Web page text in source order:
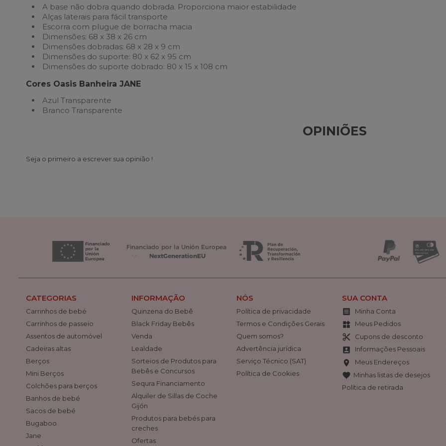
A base não dobra quando dobrada. Proporciona maior estabilidade
Alças laterais para fácil transporte
Escorra com plugue de borracha macia
Dimensões: 68 x 38 x 26 cm
Dimensões dobradas: 68 x 28 x 9 cm
Dimensões do suporte: 80 x 62 x 95 cm
Dimensões do suporte dobrado: 80 x 15 x 108 cm
Cores Oasis Banheira JANE
Azul Transparente
Branco Transparente
OPINIÕES
Seja o primeiro a escrever sua opinião !
CATEGORIAS
Carrinhos de bebé
Carrinhos de passeio
Assentos de automóvel
Cadeiras altas
Berços
Mini Berços
Colchões para berços
Banhos de bebé
Sacos de bebé
Bugaboo
Jane
INFORMAÇÃO
Quinzena do Bebê
Black Friday Bebês
Venda
Lealdade
Sorteios de Produtos para
Bebês e Concursos
Sequra Financiamento
Alquiler de Sillas de Coche
Gijón
Produtos para bebés para
creches
Ofertas
NÓS
Política de privacidade
Termos e Condições Gerais
Quem somos?
Advertência jurídica
Serviço Técnico (SAT)
Política de Cookies
SUA CONTA
 Minha Conta
widgets Meus Pedidos
content_cut Cupons de desconto
account_box Informações Pessoais
location_on Meus Endereços
favorite Minhas listas de desejos
Política de retirada